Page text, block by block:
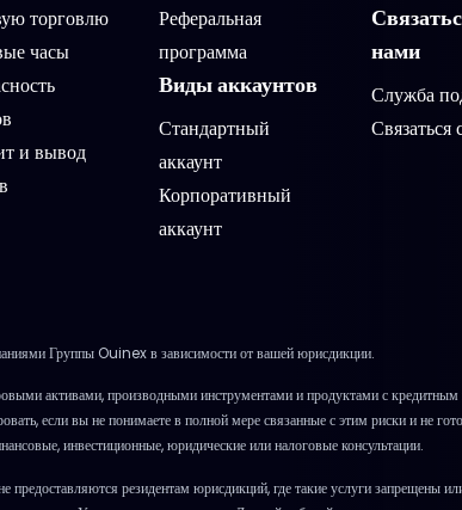
торговлю
часы
и вывод
Реферальная
программа
Виды аккаунтов
Стандартный
аккаунт
Корпоративный
аккаунт
нами
Служба
Связаться
Группы Ouinex в зависимости от вашей юрисдикции.
активами, производными инструментами и продуктами с
если вы не понимаете в полной мере связанные с этим риски и не
инвестиционные, юридические или налоговые консультации.
предоставляются резидентам юрисдикций, где такие услуги